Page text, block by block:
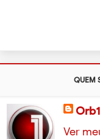
QUEM
Ver